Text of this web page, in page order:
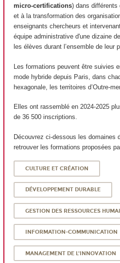
micro-certifications) dans différents
et à la transformation des
enseignants chercheurs et
équipe administrative d'une dizaine
les élèves durant l’ensemble de leur
Les formations peuvent être suivies
mode hybride depuis Paris, dans
hexagonale, les territoires d’Outre-
Elles ont rassemblé en 2024-2025
de 36 500 inscriptions.
Découvrez ci-dessous les domaines
retrouver les formations proposées
CULTURE ET CRÉATION
DÉVELOPPEMENT DURABLE
GESTION DES RESSOURCES
INFORMATION-COMMUNICATION
MANAGEMENT DE L'INNOVATION